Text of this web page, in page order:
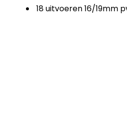
18 uitvoeren 16/19mm